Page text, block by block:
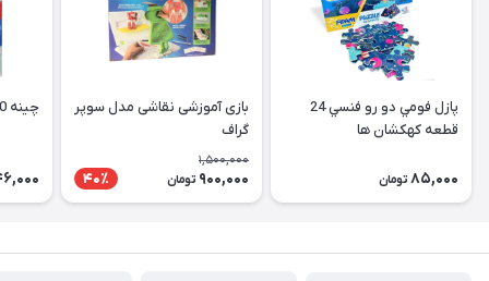
پازل فومي دو رو فنسي 24
قطعه كهكشان ها
85,000 تومان
بازی آموزشی نقاشی مدل سوپر
گراف
1,500,000
900,000 تومان 40٪
چینه 20 قطعه رویش